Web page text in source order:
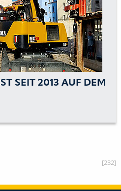
SEIT 2013 AUF DEM
[232]